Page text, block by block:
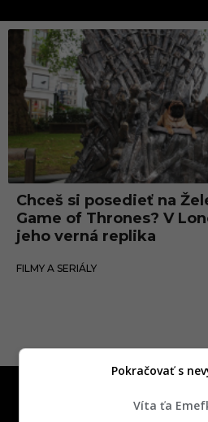
T
h
r
o
n
e
Chceš si posedieť na
Game of Thrones? V
jeho verná replika
FILMY A SERIÁLY
Víta ťa
Pokračovať s